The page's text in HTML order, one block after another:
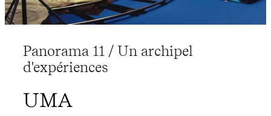
Panorama 11 / Un archipel
d'expériences
UMA